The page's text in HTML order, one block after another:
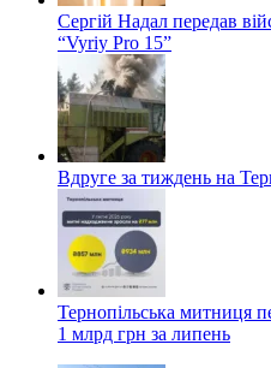
Сергій Надал передав
“Vyriy Pro 15”
Вдруге за тиждень на
Тернопільська митниця
1 млрд грн за липень